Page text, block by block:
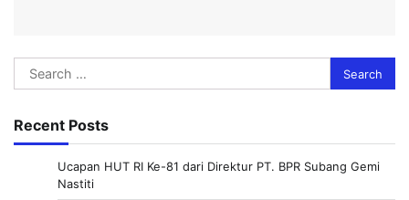
Search
for:
Recent Posts
Ucapan HUT RI Ke-81 dari Direktur PT. BPR Subang Gemi
Nastiti